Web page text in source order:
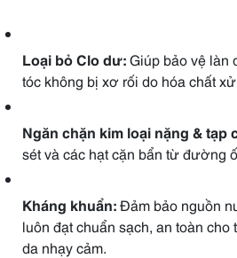
Loại bỏ Clo dư:Giúp bảo vệ làn
tóc không bị xơ rối do hóa chất
Ngăn chặn kim loại nặng & tạp
sét và các hạt cặn bẩn từ đường
Kháng khuẩn:Đảm bảo nguồn
luôn đạt chuẩn sạch, an toàn
da nhạy cảm.